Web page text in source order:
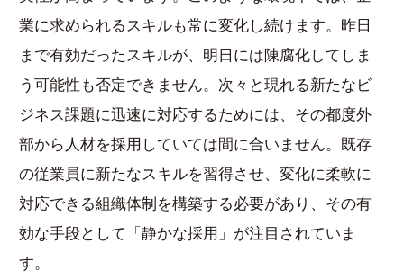
業に求められるスキルも常に変化し続けます。昨日
まで有効だったスキルが、明日には陳腐化してしま
う可能性も否定できません。次々と現れる新たなビ
ジネス課題に迅速に対応するためには、その都度外
部から人材を採用していては間に合いません。既存
の従業員に新たなスキルを習得させ、変化に柔軟に
対応できる組織体制を構築する必要があり、その有
効な手段として「静かな採用」が注目されていま
す。